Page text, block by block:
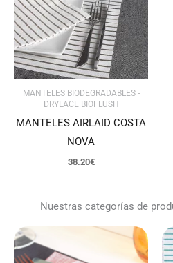
MANTELES BIODEGRADABLES -
DRYLACE BIOFLUSH
MANTELES AIRLAID COSTA
NOVA
38.20€
Nuestras categorías de